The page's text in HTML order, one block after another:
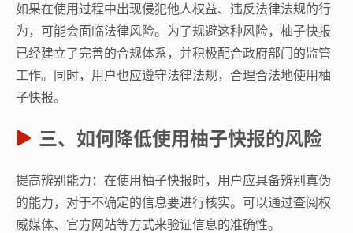
如果在使用过程中出现侵犯他人权益、违反法律法规的行
为，可能会面临法律风险。为了规避这种风险，柚子快报
已经建立了完善的合规体系，并积极配合政府部门的监管
工作。同时，用户也应遵守法律法规，合理合法地使用柚
子快报。
三、如何降低使用柚子快报的风险
提高辨别能力：在使用柚子快报时，用户应具备辨别真伪
的能力，对于不确定的信息要进行核实。可以通过查阅权
威媒体、官方网站等方式来验证信息的准确性。